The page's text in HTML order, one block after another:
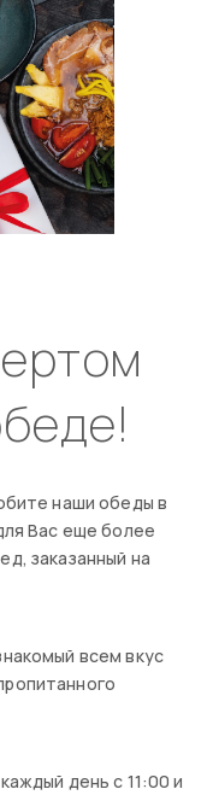
наши обеды в
Вас еще более
заказанный на
всем вкус
день с 11:00 и